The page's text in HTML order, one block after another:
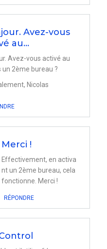
Avez-vous
au…
Avez-vous activé au
un 2ème bureau ?
Nicolas
Merci !
Effectivement, en activa
nt un 2ème bureau, cela
fonctionne. Merci !
RÉPONDRE